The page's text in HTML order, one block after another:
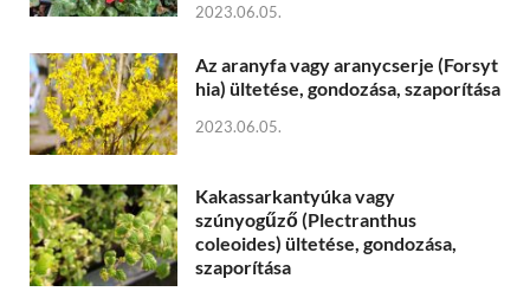
2023.06.05.
Az aranyfa vagy aranycserje (Forsyt
hia) ültetése, gondozása, szaporítása
2023.06.05.
Kakassarkantyúka vagy
szúnyogűző (Plectranthus
coleoides) ültetése, gondozása,
szaporítása